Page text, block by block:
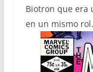
Biotron que era
en un mismo rol.